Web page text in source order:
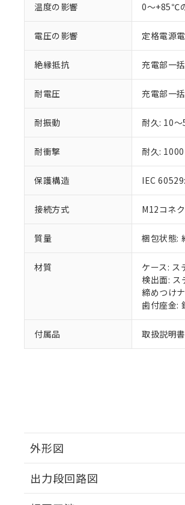
温度の影響 0～+85℃
電圧の影響 定格電源
絶縁抵抗 充電部一
耐電圧 充電部一
耐振動 耐久: 10
耐衝撃 耐久:
保護構造 IEC
接続方式 M12コネ
質量 梱包状態:
材質
ケース: ス
検出面: ス
締めつけ
歯付座金:
付属品 取扱説明
外形図
出力段回路図